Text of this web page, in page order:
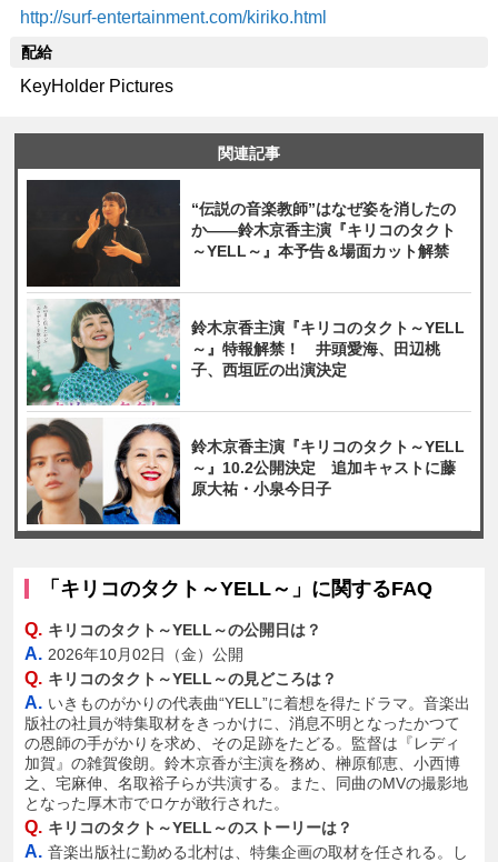
http://surf-entertainment.com/kiriko.html
配給
KeyHolder Pictures
関連記事
“伝説の音楽教師”はなぜ姿を消したの
か——鈴木京香主演『キリコのタクト
～YELL～』本予告＆場面カット解禁
鈴木京香主演『キリコのタクト～YELL
～』特報解禁！ 井頭愛海、田辺桃
子、西垣匠の出演決定
鈴木京香主演『キリコのタクト～YELL
～』10.2公開決定 追加キャストに藤
原大祐・小泉今日子
「キリコのタクト～YELL～」に関するFAQ
Q. キリコのタクト～YELL～の公開日は？
A. 2026年10月02日（金）公開
Q. キリコのタクト～YELL～の見どころは？
A. いきものがかりの代表曲“YELL”に着想を得たドラマ。音楽出
版社の社員が特集取材をきっかけに、消息不明となったかつて
の恩師の手がかりを求め、その足跡をたどる。監督は『レディ
加賀』の雑賀俊朗。鈴木京香が主演を務め、榊原郁恵、小西博
之、宅麻伸、名取裕子らが共演する。また、同曲のMVの撮影地
となった厚木市でロケが敢行された。
Q. キリコのタクト～YELL～のストーリーは？
A. 音楽出版社に勤める北村は、特集企画の取材を任される。し